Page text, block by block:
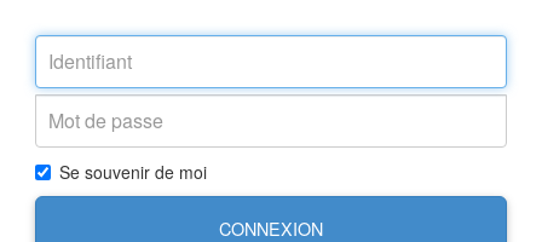
Se souvenir de moi
CONNEXION